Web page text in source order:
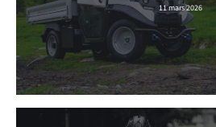
11 mars 2026